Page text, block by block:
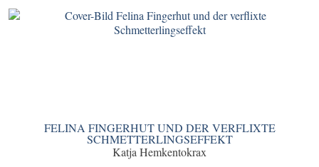
FELINA FINGERHUT UND DER VERFLIXTE
SCHMETTERLINGSEFFEKT
Katja Hemkentokrax